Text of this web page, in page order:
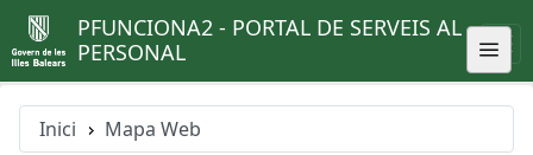
PFUNCIONA2 - PORTAL DE SERVEIS AL
PERSONAL
Inici Mapa Web